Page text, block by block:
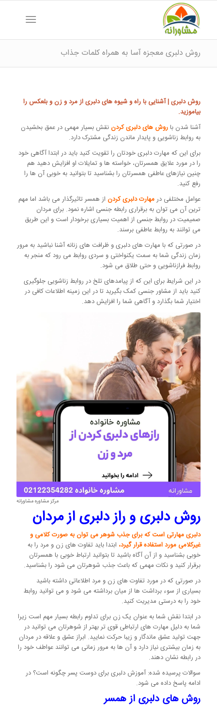
روش دلبری معجزه آسا به همراه کلمات جذاب
روش دلبری | آشنایی با راه و شیوه های دلبری از مرد و زن و بلعکس را
بیاموزید.
آشنا شدن باروش های دلبری کردننقش بسیار مهمی در عمق بخشیدن
به روابط زناشویی و پایدار ماندن زندگی مشترک دارد.
برای این که مهارت دلبری خودتان را تقویت کنید باید در ابتدا آگاهی خود
را در مورد علایق همسرتان، خواسته ها و تمایلات او افزایش دهید هم
چنین نیازهای عاطفی همسرتان را بشناسید تا بتوانید به خوبی آن ها را
رفع کنید.
عوامل مختلفی درمهارت دلبری کردناز همسر تاثیرگذار می باشد اما مهم
ترین آن می توان به برقراری رابطه جنسی اشاره نمود. برای مردان
صمیمیت در روابط جنسی از اهمیت بسیاری برخودار است و این طریق
می توانند به روابط عاطفی برسند.
در صورتی که با مهارت های دلبری و ظرافت های زنانه آشنا نباشید به مرور
زمان زندگی شما به سمت یکنواختی و سردی روابط می رود که منجر به
روابط فرازناشویی و حتی طلاق می شود.
در این شرایط برای این که از پیامدهای تلخ در روابط زناشویی جلوگیری
کنید باید از مشاور جنسی کمک بگیرید تا در این زمینه اطلاعات کافی در
اختیار شما بگذارد و آگاهی شما را افزایش دهد.
مرکز مشاوره مشاورانه
روش دلبری و راز دلبری از مردان
دلبری مهارتی است که برای جذب شوهر می توان به صورت کلامی و
غیرکلامی مورد استفاده قرار گیرد، ابتدا باید تفاوت های زن و مرد را به
خوبی بشناسید و از آن آگاه باشید تا بتوانید ارتباط خوبی با همسرتان
برقرار کنید و نکات مهمی که باعث جذب شوهرتان می شود را بشناسید.
در صورتی که در مورد تفاوت های زن و مرد اطلاعاتی داشته باشید
بسیاری از سوء برداشت ها از میان برداشته می شود و می توانید روابط
خود را به درستی مدیریت کنید.
در ابتدا نقش شما به عنوان یک زن برای تداوم رابطه بسیار مهم است زیرا
شما به دلیل مهارت های ارتباطی قوی تر بهتر از شوهرتان می توانید در
جهت تولید عشق ماندگار و زیبا حرکت نمایید. ابراز عشق و علاقه در مردان
به زمان بیشتری نیاز دارد و آن ها به مرور زمانی می توانند عواطف خود را
در رابطه نشان دهند.
سوالات پرسیده شده: آموزش دلبری برای دوست پسر چگونه است؟ در
ادامه پاسخ داده می شود.
روش های دلبری از همسر